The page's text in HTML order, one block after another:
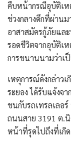
คืบหน้ากรณีอุบัติเ
ช่วงกลางดึกที่ผ่าน
อาสาสมัครกู้ภัยแล
รอดชีวิตจากอุบัติเ
การขนานนามว่าเ
เหตุการณ์ดังกล่าว
ระยอง ได้รับแจ้งจ
ชนกับรถเทรลเลอ
ถนนสาย 3191 ต.
หน้าที่รุดไปถึงที่เกิ